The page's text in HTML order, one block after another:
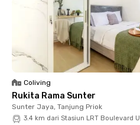
✔️WiFi untuk menunjang kerja dan
✔️Laundry dan room cleaning
✔️Dapur bersama untuk
✔️Area komunal yang nyaman
✔️Parkir motor tersedia
Dengan fasilitas lengkap, kamu
direpotkan oleh pekerjaan
Kelapa Gading bikin hidup lebih
Coliving
Rukita Rama Sunter
Sunter Jaya, Tanjung Priok
3.4 km dari Stasiun LRT Boulevard